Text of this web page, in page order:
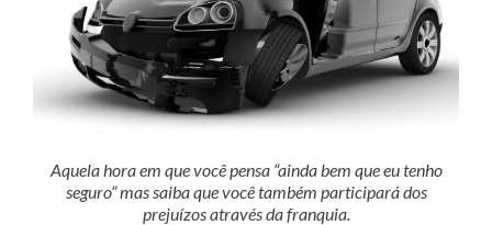
Aquela hora em que você pensa “ainda bem que eu tenho
seguro” mas saiba que você também participará dos
prejuízos através da franquia.